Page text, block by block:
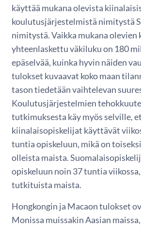
käyttää mukana olevista
koulutusjärjestelmistä nimitystä
nimitystä. Vaikka mukana olevien
yhteenlaskettu väkiluku on 180
epäselvää, kuinka hyvin näiden
tulokset kuvaavat koko maan
tason tiedetään vaihtelevan
Koulutusjärjestelmien
tutkimuksesta käy myös selville,
kiinalaisopiskelijat käyttävät
tuntia opiskeluun, mikä on
olleista maista.
opiskeluun noin 37 tuntia
tutkituista maista.
Hongkongin ja Macaon tulokset
Monissa muissakin Aasian